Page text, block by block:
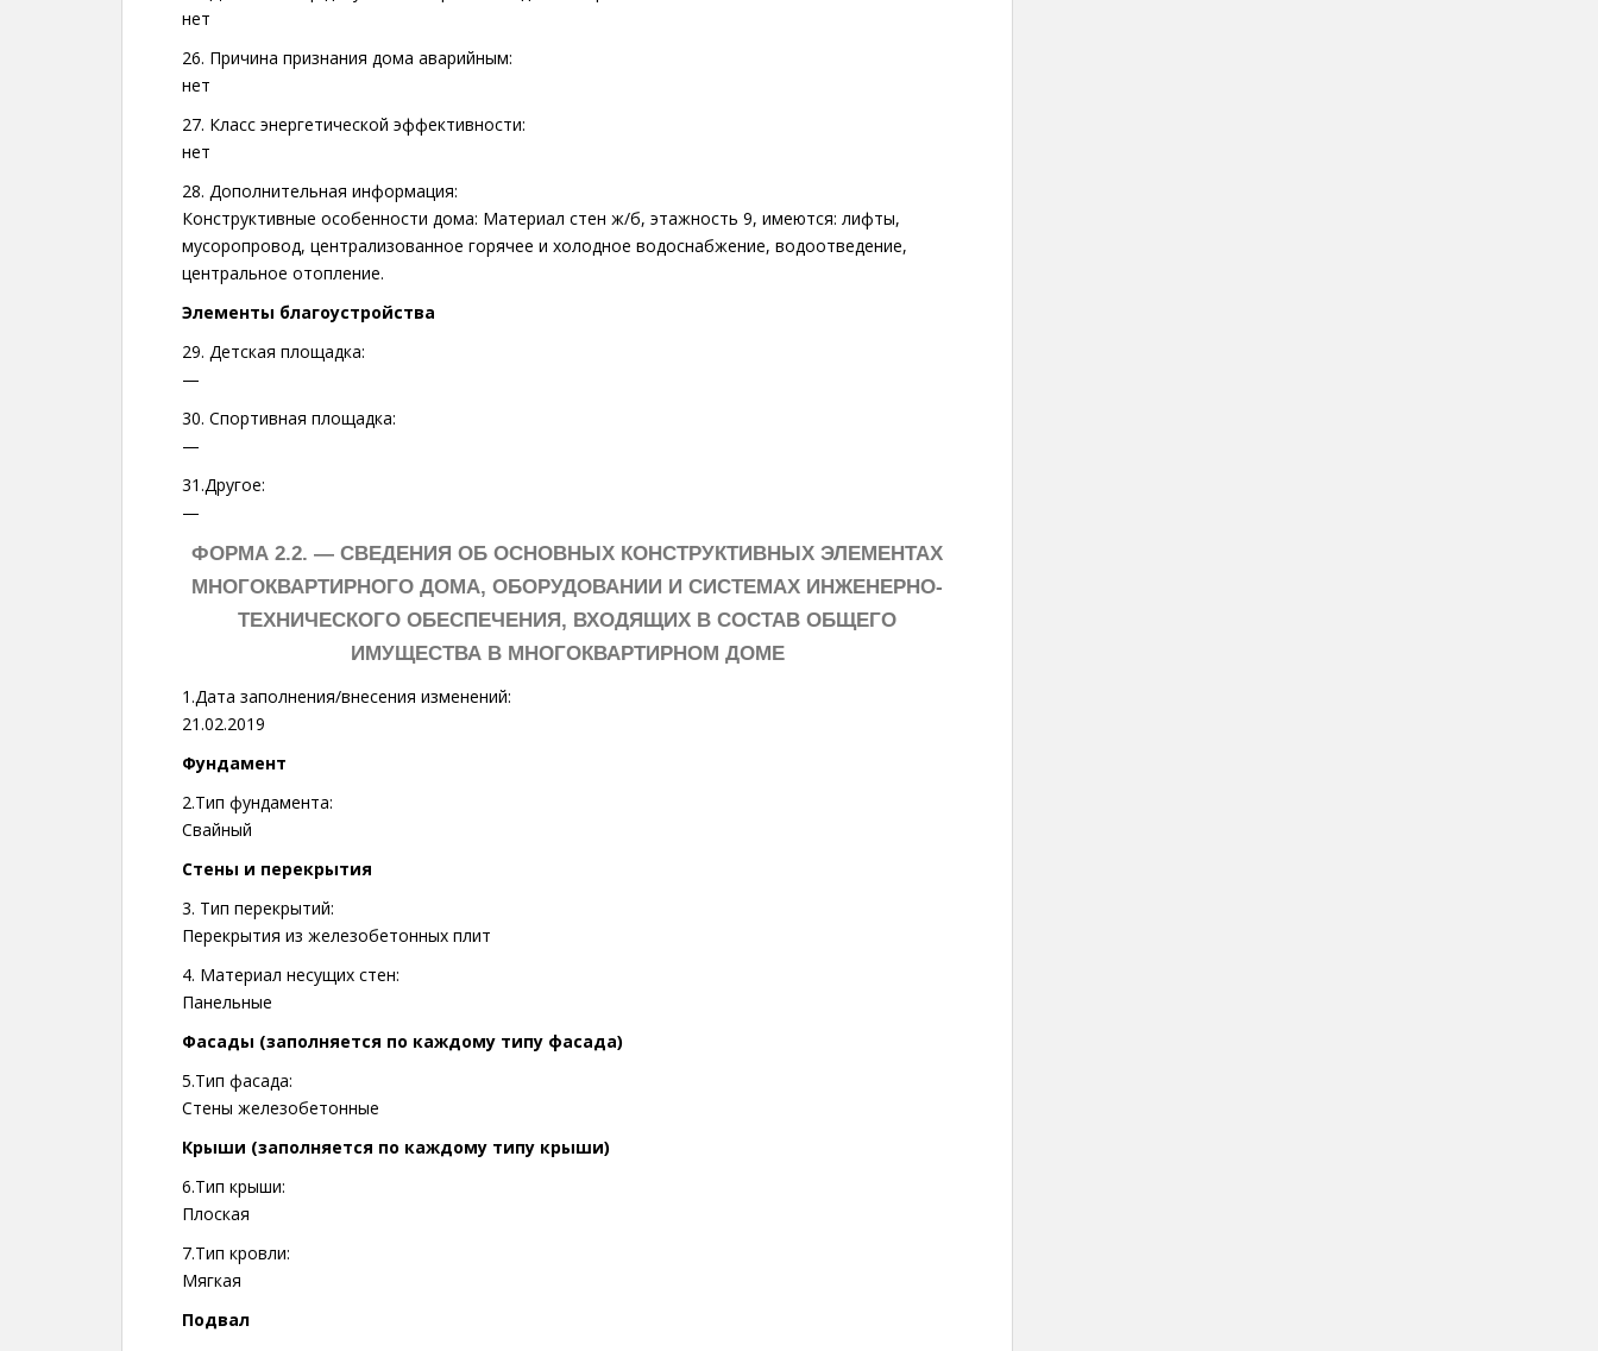
нет
26. Причина признания дома аварийным:
нет
27. Класс энергетической эффективности:
нет
28. Дополнительная информация:
Конструктивные особенности дома: Материал стен ж/б, этажность 9, имеются: лифты,
мусоропровод, централизованное горячее и холодное водоснабжение, водоотведение,
центральное отопление.
Элементы благоустройства
29. Детская площадка:
—
30. Спортивная площадка:
—
31.Другое:
—
ФОРМА 2.2. — СВЕДЕНИЯ ОБ ОСНОВНЫХ КОНСТРУКТИВНЫХ ЭЛЕМЕНТАХ
МНОГОКВАРТИРНОГО ДОМА, ОБОРУДОВАНИИ И СИСТЕМАХ ИНЖЕНЕРНО-
ТЕХНИЧЕСКОГО ОБЕСПЕЧЕНИЯ, ВХОДЯЩИХ В СОСТАВ ОБЩЕГО
ИМУЩЕСТВА В МНОГОКВАРТИРНОМ ДОМЕ
1.Дата заполнения/внесения изменений:
21.02.2019
Фундамент
2.Тип фундамента:
Свайный
Стены и перекрытия
3. Тип перекрытий:
Перекрытия из железобетонных плит
4. Материал несущих стен:
Панельные
Фасады (заполняется по каждому типу фасада)
5.Тип фасада:
Стены железобетонные
Крыши (заполняется по каждому типу крыши)
6.Тип крыши:
Плоская
7.Тип кровли:
Мягкая
Подвал